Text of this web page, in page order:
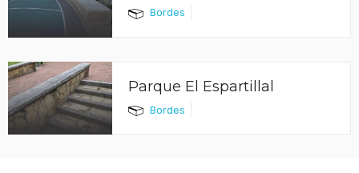
Bordes
Parque El Espartillal
Bordes